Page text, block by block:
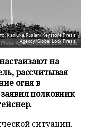
Kaniuka Ruslan/Keystone Press
Agency/Global Look Press
на
рассчитывая
огня в
полковник
ситуации.